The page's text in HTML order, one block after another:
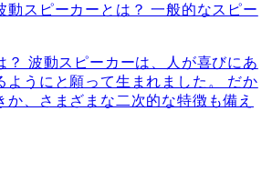
動スピーカーとは？ 一般的なスピー
？ 波動スピーカーは、人が喜びにあ
ようにと願って生まれました。 だか
か、さまざまな二次的な特徴も備え